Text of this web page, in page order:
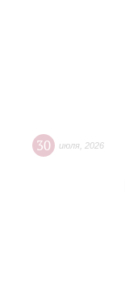
30 июля 2026